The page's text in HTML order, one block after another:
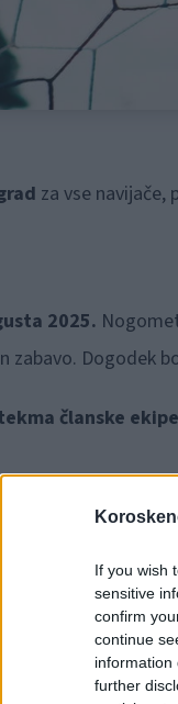
If you wish
sensitive
confirm
continue
information
further
za vse
2025.
zabavo. Dogodek
članske
Slovenj Gradec U10